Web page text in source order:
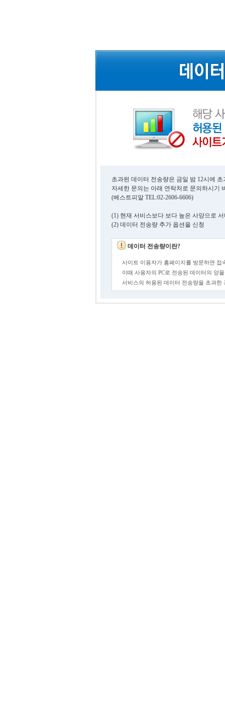
초과된 데이터 전송량은 금일 밤 12시에
자세한 문의는 아래 연락처로 문의하시기
(베스트피알 TEL:02-2606-6606)
(1) 현재 서비스보다 보다 높은 사양으로
(2) 데이터 전송량 추가 옵션을 신청
데이터 전송량이란?
사이트 이용자가 홈페이지를 방문하면 접
이때 사용자의 PC로 전송된 데이터의 양
서비스의 허용된 데이터 전송량을 초과